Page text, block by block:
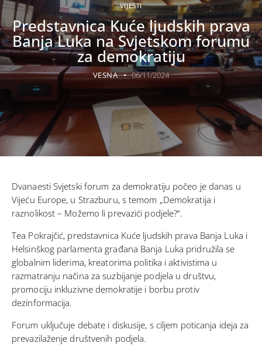
VIJESTI
Predstavnica Kuće ljudskih prava
Banja Luka na Svjetskom forumu
za demokratiju
VESNA 06/11/2024
Dvanaesti Svjetski forum za demokratiju počeo je danas u
Vijeću Europe, u Strazburu, s temom „Demokratija i
raznolikost – Možemo li prevazići podjele?“.
Tea Pokrajčić, predstavnica Kuće ljudskih prava Banja Luka i
Helsinškog parlamenta građana Banja Luka pridružila se
globalnim liderima, kreatorima politika i aktivistima u
razmatranju načina za suzbijanje podjela u društvu,
promociju inkluzivne demokratije i borbu protiv
dezinformacija.
Forum uključuje debate i diskusije, s ciljem poticanja ideja za
prevazilaženje društvenih podjela.